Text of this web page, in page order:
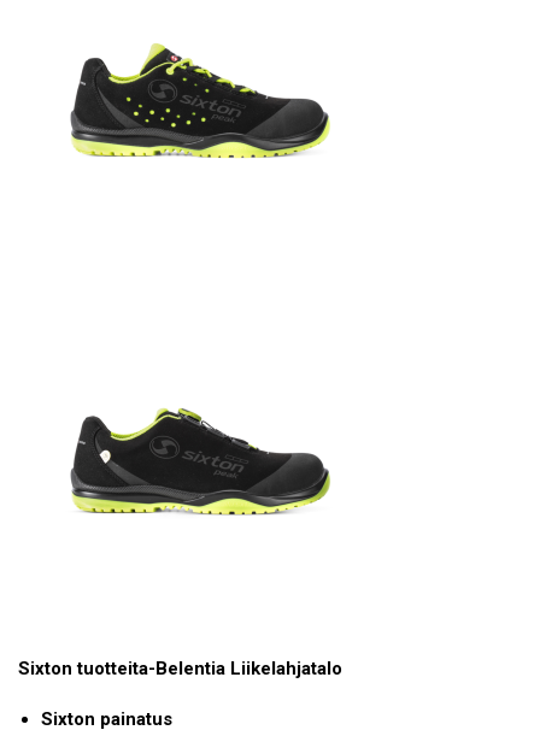
Sixton tuotteita-Belentia Liikelahjatalo
Sixton painatus